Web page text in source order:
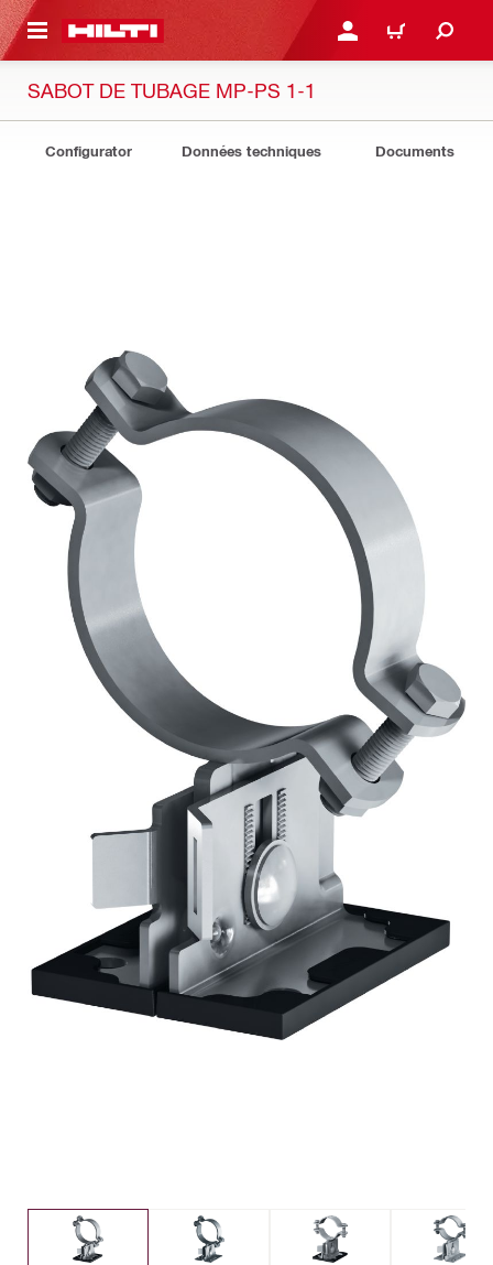
SE CONNECTER OU
PANIER
SABOT DE TUBAGE MP-PS 1-1
Configurator Données techniques Documents